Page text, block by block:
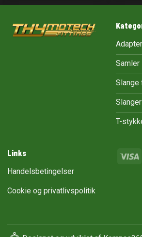
Samler
Slange
Slanger
T-
Links
Handelsbetingelser
Cookie og privatlivspolitik